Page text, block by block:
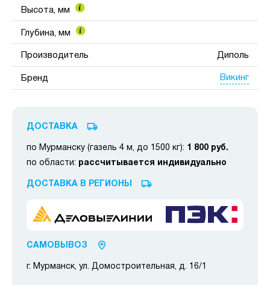
Высота, мм
Глубина, мм
Производитель Диполь
Бренд Викинг
ДОСТАВКА
по Мурманску (газель 4 м, до 1500 кг): 1 800 руб.
по области: рассчитывается индивидуально
ДОСТАВКА В РЕГИОНЫ
САМОВЫВОЗ
г. Мурманск, ул. Домостроительная, д. 16/1